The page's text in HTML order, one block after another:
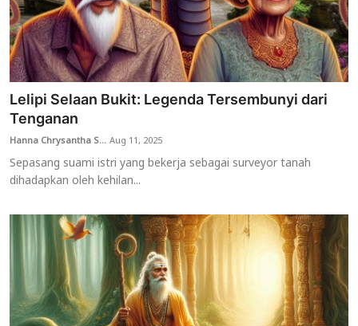
Lelipi Selaan Bukit: Legenda Tersembunyi dari
Tenganan
Hanna Chrysantha S...Aug 11, 2025
Sepasang suami istri yang bekerja sebagai surveyor tanah
dihadapkan oleh kehilan...